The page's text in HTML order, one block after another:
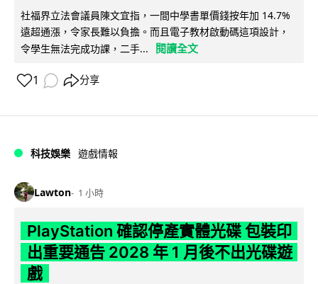
社福界立法會議員陳文宜指，一間中學書單價錢按年加 14.7%
遠超通漲，令家長難以負擔。而且電子教材啟動碼這項設計，
令學生無法完成功課，二手...
閱讀全文
1 分享
科技娛樂 遊戲情報
Lawton 1 小時
PlayStation 確認停產實體光碟 包裝印
出重要通告 2028 年 1 月後不出光碟遊
戲